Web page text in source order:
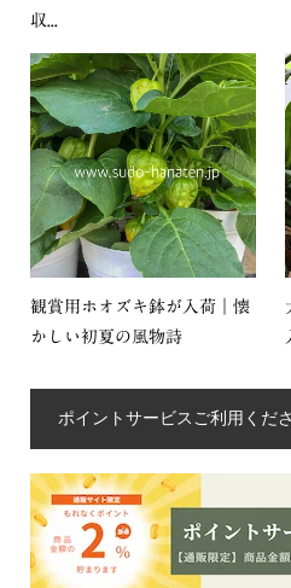
収...
観賞用ホオズキ鉢が入荷｜懐
かしい初夏の風物詩
ポイントサービスご利用くだ